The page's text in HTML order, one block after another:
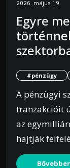
2026. május 19.
Egyre
#pénzügy
A pénzügyi
tranzakcióit
az
hajtják